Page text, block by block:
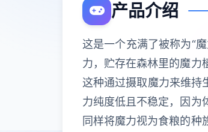
产品介绍
这是一个充满了被称为“
力，贮存在森林里的魔力
这种通过摄取魔力来维持
力纯度低且不稳定，因为
同样将魔力视为食粮的